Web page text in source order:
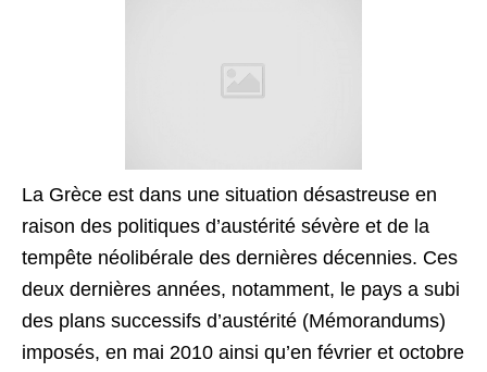
La Grèce est dans une situation désastreuse en
raison des politiques d’austérité sévère et de la
tempête néolibérale des dernières décennies. Ces
deux dernières années, notamment, le pays a subi
des plans successifs d’austérité (Mémorandums)
imposés, en mai 2010 ainsi qu’en février et octobre